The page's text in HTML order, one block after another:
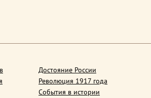
Достояние России
Революция 1917 года
События в истории